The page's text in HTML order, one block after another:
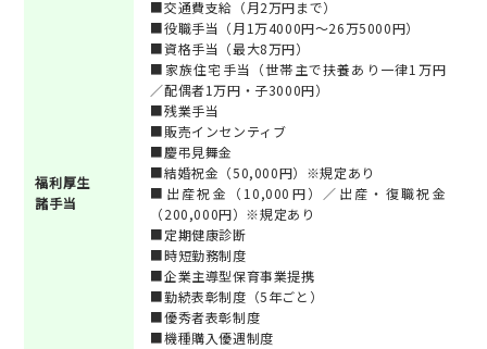
福利厚生
諸手当
■交通費支給（月2万円まで）
■役職手当（月1万4000円～26万5000円）
■資格手当（最大8万円）
■家族住宅手当（世帯主で扶養あり一律1万円
／配偶者1万円・子3000円）
■残業手当
■販売インセンティブ
■慶弔見舞金
■結婚祝金（50,000円）※規定あり
■出産祝金（10,000円）／出産・復職祝金
（200,000円）※規定あり
■定期健康診断
■時短勤務制度
■企業主導型保育事業提携
■勤続表彰制度（5年ごと）
■優秀者表彰制度
■機種購入優遇制度